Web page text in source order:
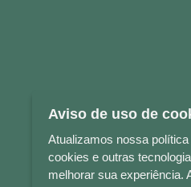
Aviso de uso de
Atualizamos nossa
cookies e outras
melhorar sua experiência.